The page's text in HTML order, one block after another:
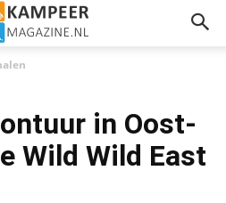
in Oost-
Wild Wild East